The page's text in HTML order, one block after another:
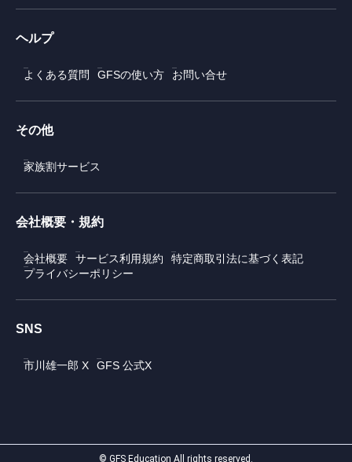
ヘルプ
よくある質問 GFSの使い方 お問い合せ
その他
家族割サービス
会社概要・規約
会社概要 サービス利用規約
特定商取引法に基づく表記
プライバシーポリシー
SNS
市川雄一郎 X GFS 公式X
© GFS Education All rights reserved.